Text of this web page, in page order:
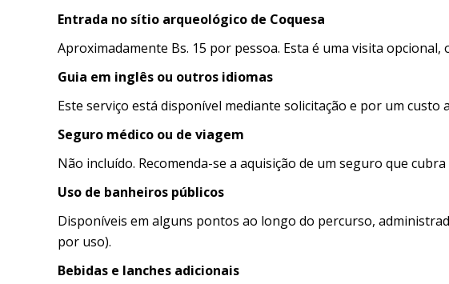
Entrada no sítio arqueológico de Coquesa
Aproximadamente Bs. 15 por pessoa. Esta é uma visita opcional,
Guia em inglês ou outros idiomas
Este serviço está disponível mediante solicitação e por um custo
Seguro médico ou de viagem
Não incluído. Recomenda-se a aquisição de um seguro que
Uso de banheiros públicos
Disponíveis em alguns pontos ao longo do percurso,
por uso).
Bebidas e lanches adicionais